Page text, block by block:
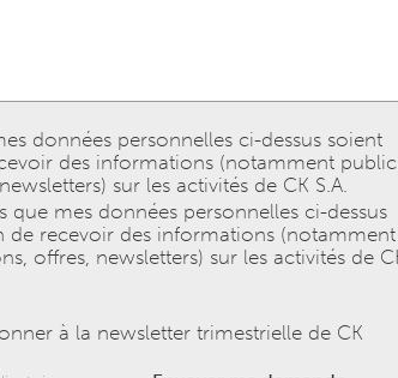
données personnelles ci-dessus soient
des informations (notamment
sur les activités de CK S.A.
que mes données personnelles ci-dessus
de recevoir des informations (notamment
offres, newsletters) sur les activités de
à la newsletter trimestrielle de CK